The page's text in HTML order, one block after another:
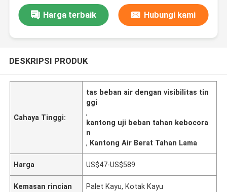
Harga terbaik Hubungi kami
DESKRIPSI PRODUK
Cahaya Tinggi:
tas beban air dengan visibilitas tin
ggi
,
kantong uji beban tahan kebocora
n
, Kantong Air Berat Tahan Lama
Harga US$47-US$589
Kemasan rincian Palet Kayu, Kotak Kayu